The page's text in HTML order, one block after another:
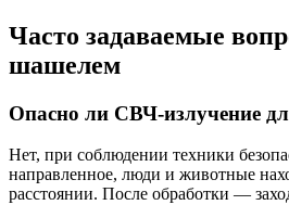
Часто задаваемые
шашелем
Опасно ли СВЧ-излучение
Нет, при соблюдении техники
направленное, люди и животные
расстоянии. После обработки —